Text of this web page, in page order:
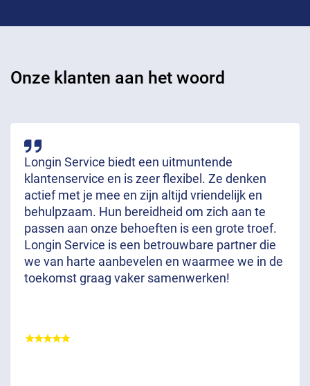
Onze klanten aan het woord
Longin Service biedt een uitmuntende
klantenservice en is zeer flexibel. Ze denken
actief met je mee en zijn altijd vriendelijk en
behulpzaam. Hun bereidheid om zich aan te
passen aan onze behoeften is een grote troef.
Longin Service is een betrouwbare partner die
we van harte aanbevelen en waarmee we in de
toekomst graag vaker samenwerken!